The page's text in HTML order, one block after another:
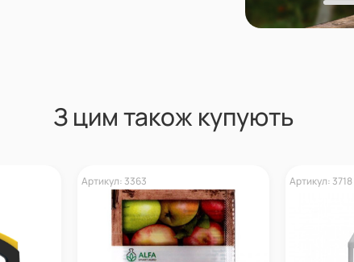
З цим також купують
Артикул: 3363 Артикул: 3718